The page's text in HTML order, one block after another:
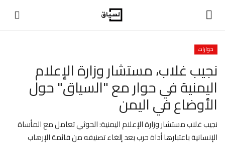
الرئيسية
حوارات
اتصل بنا
حوارات
نجيب غلاب، مستشار وزارة الإعلام
اليمنية في حوار مع "السياق" حول
الأوضاع في اليمن
نجيب غلاب مستشار وزارة الإعلام اليمنية: الحوثي تعامل مع المأساة
الإنسانية باعتبارها أداة حرب بعد إلغاء تصنيفه من قائمة الإرهاب